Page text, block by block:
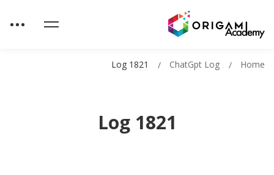
Log 1821
Home
ChatGpt Log
Log 1821